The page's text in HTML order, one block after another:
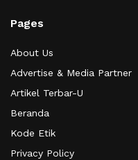
Pages
About Us
Advertise & Media Partner
Artikel Terbar-U
Beranda
Kode Etik
Privacy Policy